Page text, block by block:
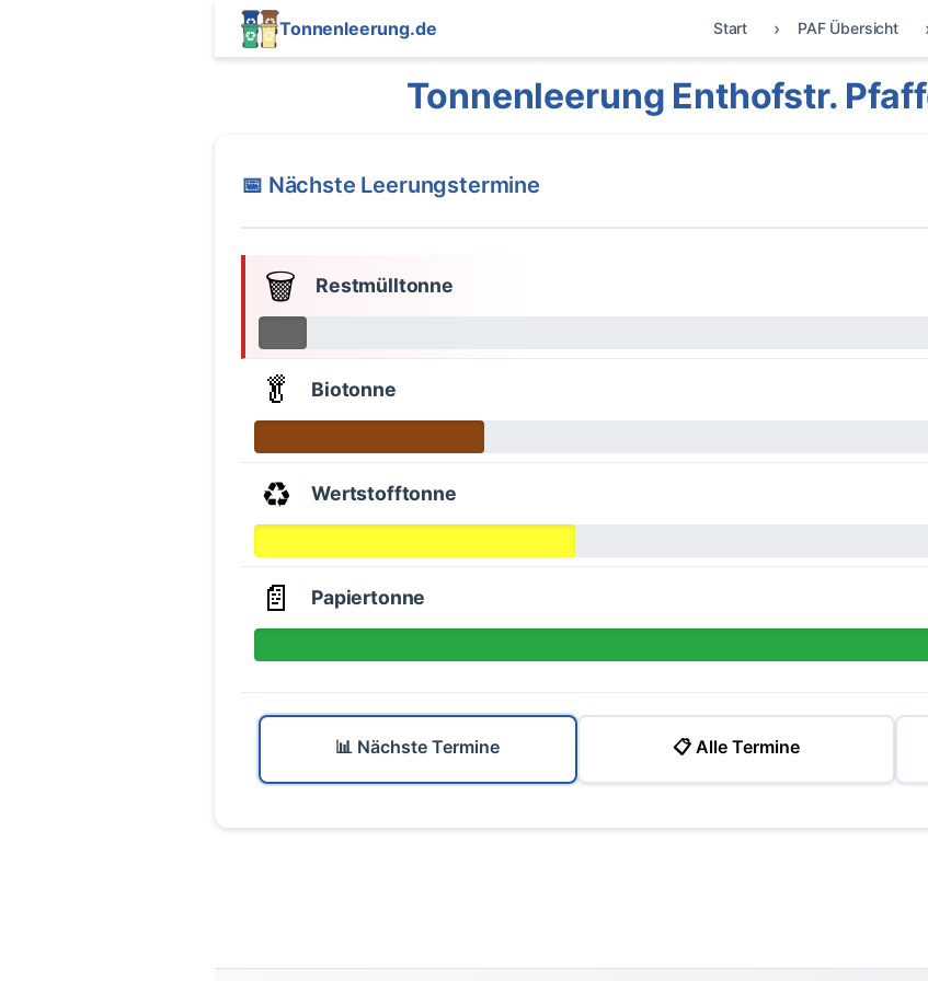
Tonnenleerung.de Start PAF Übersicht
Tonnenleerung Enthofstr.
📅 Nächste Leerungstermine
🗑️ Restmülltonne
🥬 Biotonne
♻️ Wertstofftonne
📄 Papiertonne
📊 Nächste Termine 📋 Alle Termine